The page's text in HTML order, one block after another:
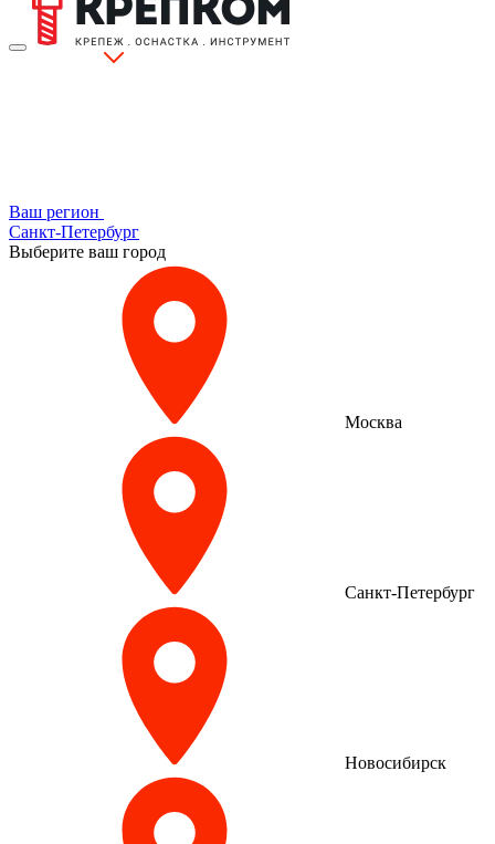
Ваш регион
Санкт-Петербург
Выберите ваш город
Москва
Санкт-Петербург
Новосибирск